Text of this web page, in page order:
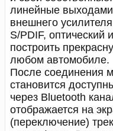
линейные
внешнего
S/PDIF, оптический
построить
любом автомобиле.
После соединения
становится
через Bluetooth
отображается на
(переключение)